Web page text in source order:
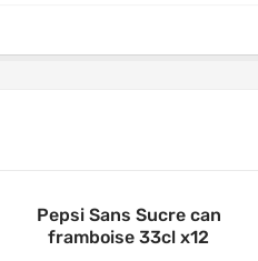
Pepsi Sans Sucre can
framboise 33cl x12